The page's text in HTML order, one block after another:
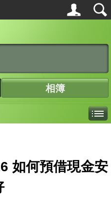
相簿
如何預借現金安